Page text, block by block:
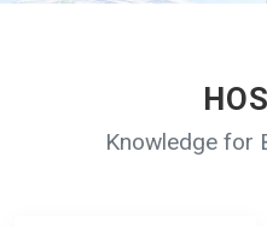
Knowledge for